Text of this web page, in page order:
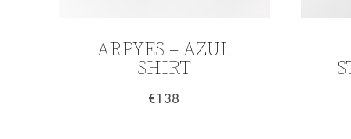
ARPYES – AZUL
SHIRT
€138